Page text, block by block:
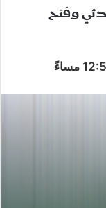
وفتح